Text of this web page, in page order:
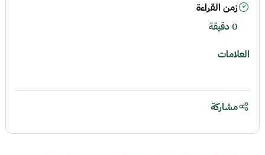
زمن القراءة
0 دقيقة
العلامات
مشاركة